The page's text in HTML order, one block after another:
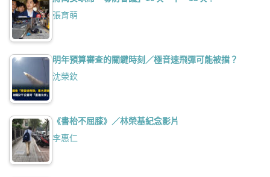
張育萌
明年預算審查的關鍵時刻／極音速飛彈可能被擋？
沈榮欽
《書枱不屈膝》／林榮基紀念影片
李惠仁